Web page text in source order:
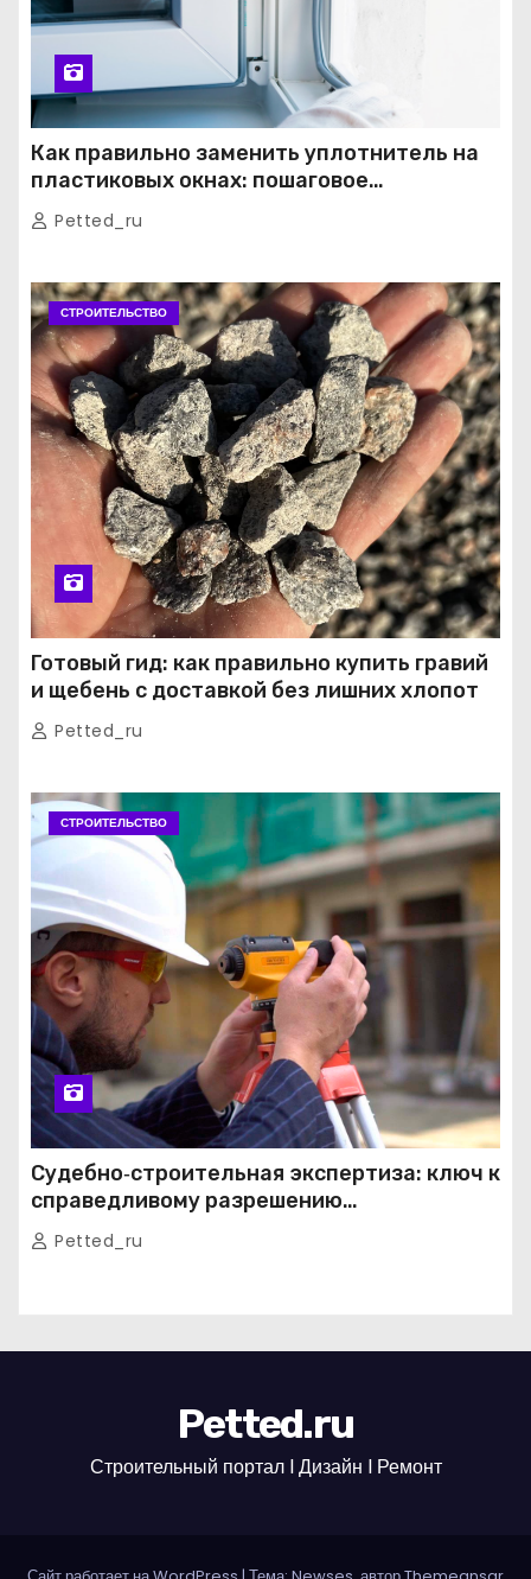
Как правильно заменить уплотнитель на
пластиковых окнах: пошаговое
руководство от экспертов
Petted_ru
СТРОИТЕЛЬСТВО
Готовый гид: как правильно купить гравий
и щебень с доставкой без лишних хлопот
Petted_ru
СТРОИТЕЛЬСТВО
Судебно‑строительная экспертиза: ключ к
справедливому разрешению
строительных споров
Petted_ru
Petted.ru
Строительный портал l Дизайн l Ремонт